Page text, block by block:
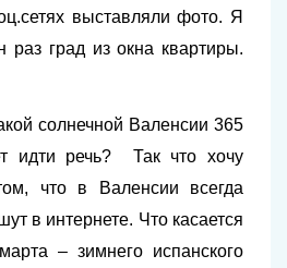
выставляли фото. Я
раз град из окна квартиры.
солнечной Валенсии 365
идти речь? Так что хочу
что в Валенсии всегда
в интернете. Что касается
– зимнего испанского